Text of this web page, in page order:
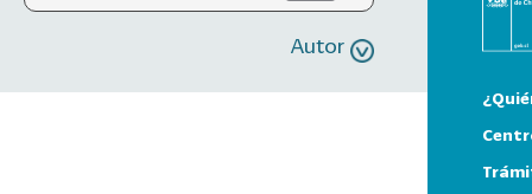
Autor